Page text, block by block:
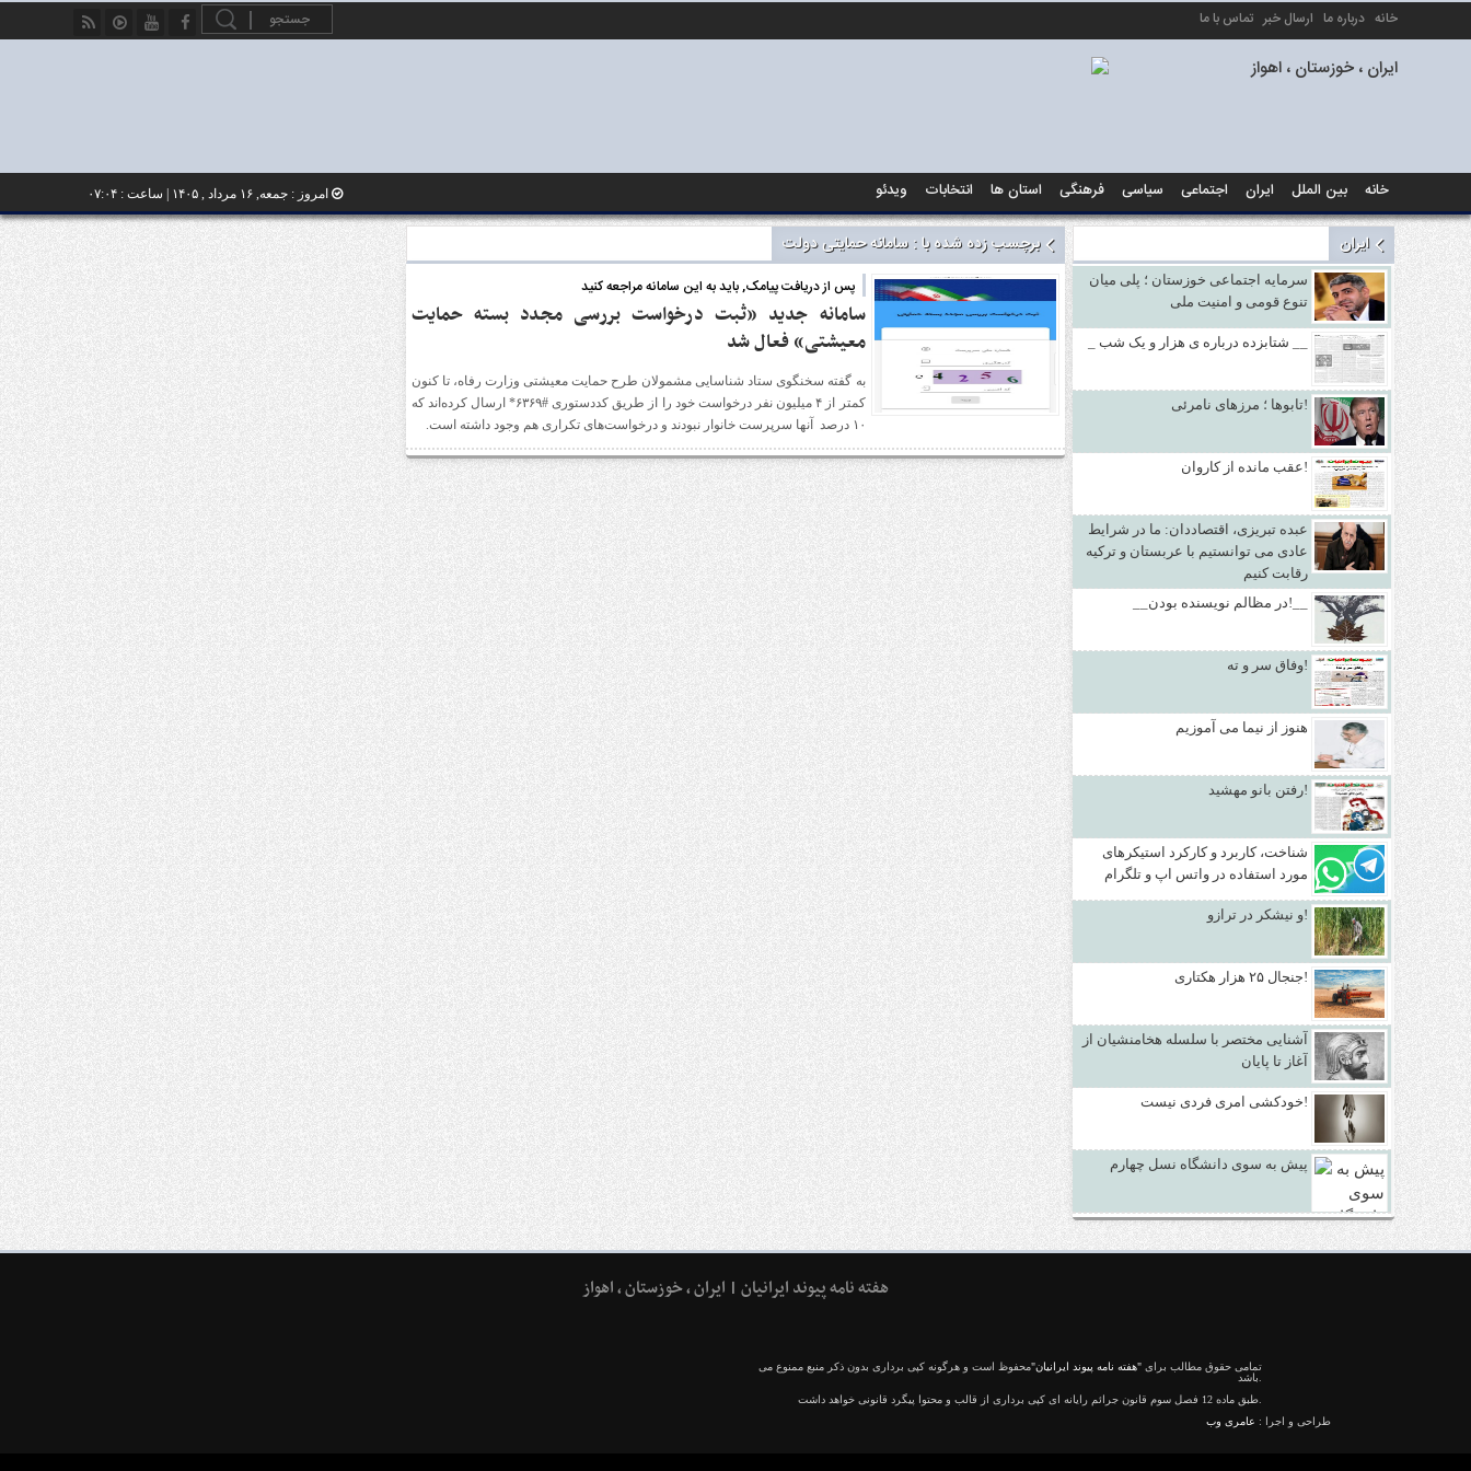
خانه درباره ما ارسال خبر تماس با ما
خانه بین الملل ایران اجتماعی سیاسی فرهنگی استان ها انتخابات ویدئو
ایران
سرمایه اجتماعی خوزستان ؛ پلی میان
تنوع قومی و امنیت ملی
تابوها ؛ مرزهای نامرئی!
عقب مانده از کاروان!
عبده تبریزی، اقتصاددان: ما در شرایط
عادی می توانستیم با عربستان و ترکیه
رقابت کنیم
__در مظالم نویسنده بودن!__
وفاق سر و ته!
هنوز از نیما می آموزیم
رفتن بانو مهشید!
شناخت، کاربرد و کارکرد استیکرهای
مورد استفاده در واتس اپ و تلگرام
و نیشکر در ترازو!
جنجال ۲۵ هزار هکتاری!
آشنایی مختصر با سلسله هخامنشیان از
آغاز تا پایان
خودکشی امری فردی نیست!
پیش به سوی دانشگاه نسل چهارم
برچسب زده شده با : سامانه حمایتی دولت
پس از دریافت پیامک, باید به این سامانه مراجعه کنید
سامانه جدید «ثبت درخواست بررسی مجدد بسته حمایت
معیشتی» فعال شد
به گفته سخنگوی ستاد شناسایی مشمولان طرح حمایت معیشتی وزارت رفاه، تا کنون
کمتر از ۴ میلیون نفر درخواست خود را از طریق کددستوری #۶۳۶۹* ارسال کرده‌اند که
۱۰ درصد آنها سرپرست خانوار نبودند و درخواست‌های تکراری هم وجود داشته است.
هفته نامه پیوند ایرانیان | ایران ، خوزستان ، اهواز
تمامی حقوق مطالب برای "هفته نامه پیوند ایرانیان"محفوظ است و هرگونه کپی برداری بدون ذکر منبع ممنوع می
طراحی و اجرا : عامری وب